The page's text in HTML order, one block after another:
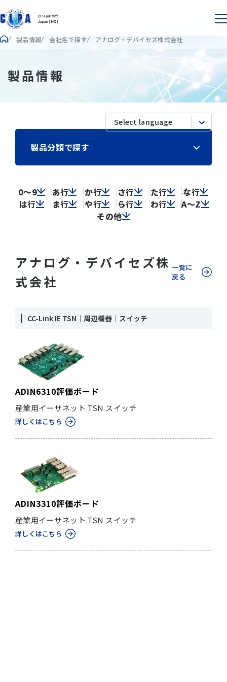
製品情報 会社名で探す アナログ・デバイセズ株式会社
製品情報
製品分類で探す
0～9 あ行 か行 さ行 た行 な行
は行 ま行 や行 ら行 わ行
A～Z
その他
アナログ・デバイセズ株
式会社
一覧に
戻る
CC-Link IE TSN｜周辺機器｜スイッチ
ADIN6310評価ボード
産業用イーサネット TSN スイッチ
詳しくはこちら
ADIN3310評価ボード
産業用イーサネット TSN スイッチ
詳しくはこちら